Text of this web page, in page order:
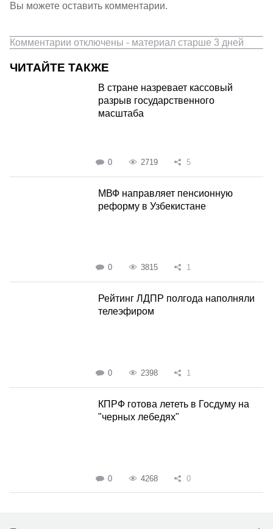
Вы можете оставить комментарии.
Комментарии отключены - материал старше 3 дней
ЧИТАЙТЕ ТАКЖЕ
В стране назревает кассовый
разрыв государственного
масштаба
0 2719 5
МВФ направляет пенсионную
реформу в Узбекистане
0 3815 1
Рейтинг ЛДПР полгода наполняли
телеэфиром
0 2398 1
КПРФ готова лететь в Госдуму на
"черных лебедях"
0 4268 0